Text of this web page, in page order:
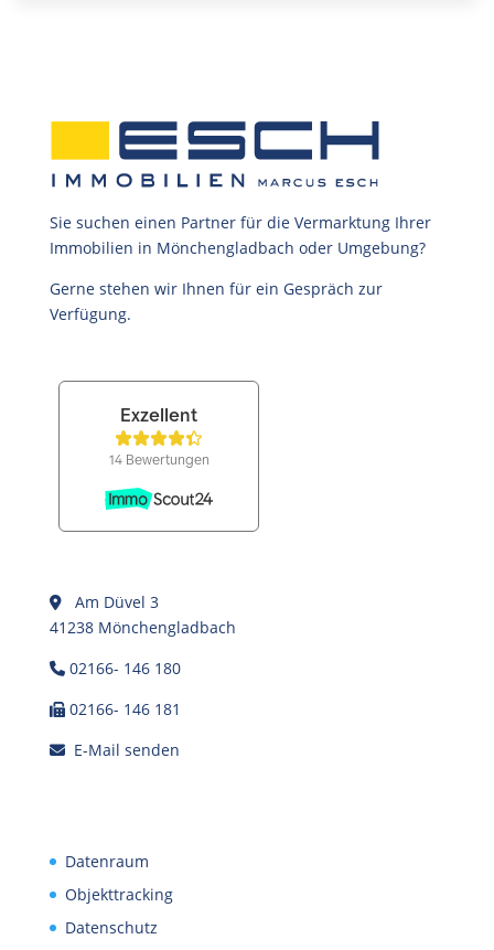
Sie suchen einen Partner für die Vermarktung Ihrer
Immobilien in Mönchengladbach oder Umgebung?
Gerne stehen wir Ihnen für ein Gespräch zur
Verfügung.
Am Düvel 3
41238 Mönchengladbach
02166- 146 180
02166- 146 181
E-Mail senden
Datenraum
Objekttracking
Datenschutz